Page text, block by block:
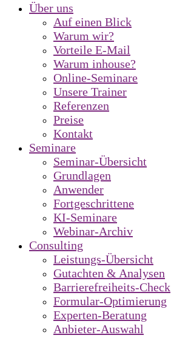
Über uns
Auf einen Blick
Warum wir?
Vorteile E-Mail
Warum inhouse?
Online-Seminare
Unsere Trainer
Referenzen
Preise
Kontakt
Seminare
Seminar-Übersicht
Grundlagen
Anwender
Fortgeschrittene
KI-Seminare
Webinar-Archiv
Consulting
Leistungs-Übersicht
Gutachten & Analysen
Barrierefreiheits-Check
Formular-Optimierung
Experten-Beratung
Anbieter-Auswahl